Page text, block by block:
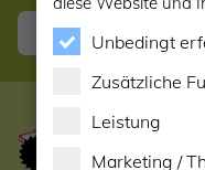
Anmelden
Unbedingt
Zusätzliche
Leistung
Marketing /